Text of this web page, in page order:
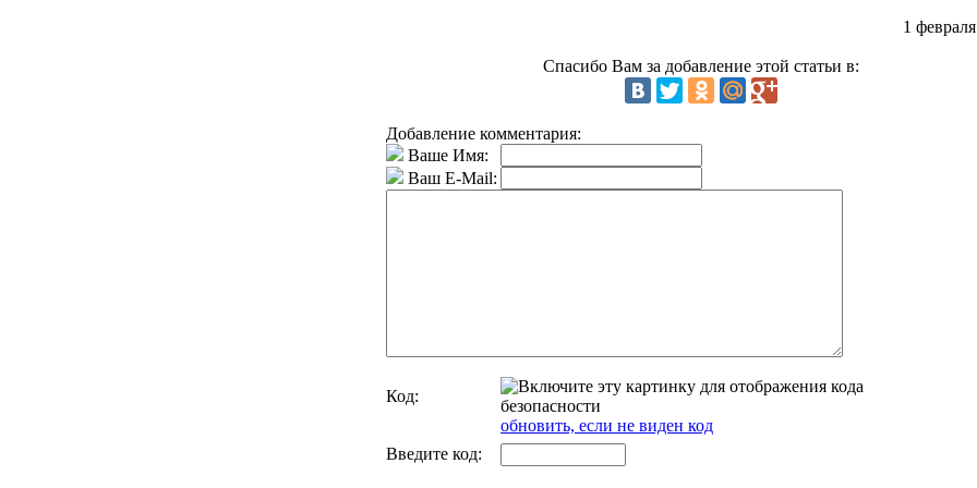
1
Спасибо Вам за добавление этой статьи в:
Добавление комментария:
Ваше Имя:
Ваш E-Mail:
Код:
обновить, если не виден код
Введите код: